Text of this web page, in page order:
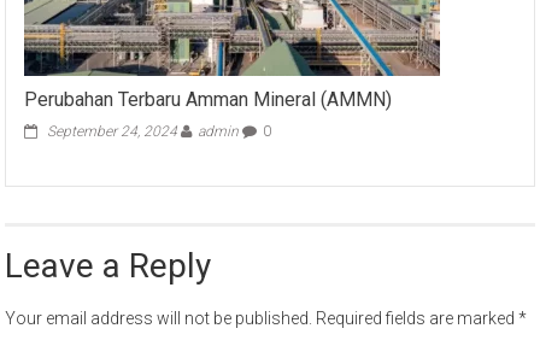
Perubahan Terbaru Amman Mineral (AMMN)
September 24, 2024 admin 0
Leave a Reply
Your email address will not be published. Required fields are marked*